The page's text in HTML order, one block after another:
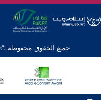
جميع الحقوق محفوظة © 2026 - 1998 لشبكة إسلام ويب